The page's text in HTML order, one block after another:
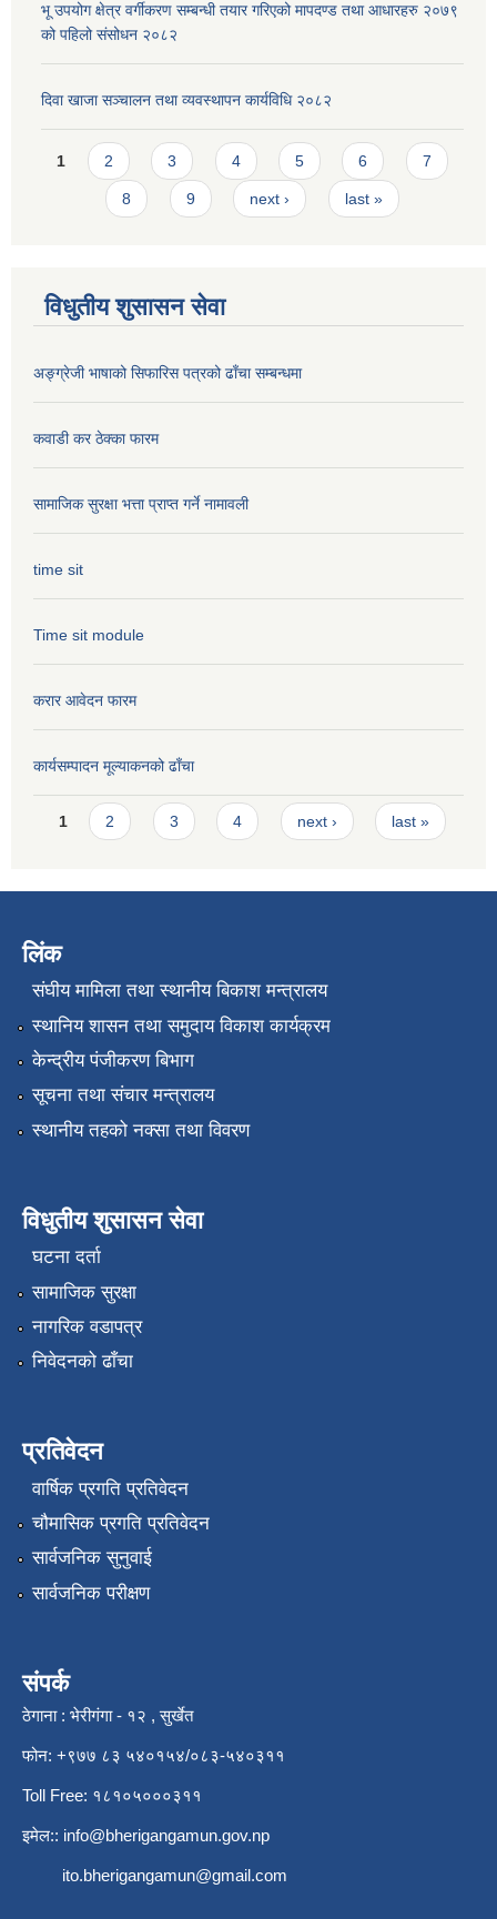
भू उपयोग क्षेत्र वर्गीकरण सम्बन्धी तयार गरिएको मापदण्ड तथा आधारहरु २०७९
को पहिलो संसोधन २०८२
दिवा खाजा सञ्चालन तथा व्यवस्थापन कार्यविधि २०८२
Pages
1 2 3 4 5 6 7
8 9 next › last »
विधुतीय शुसासन सेवा
अङ्ग्रेजी भाषाको सिफारिस पत्रको ढाँचा सम्बन्धमा
कवाडी कर ठेक्का फारम
सामाजिक सुरक्षा भत्ता प्राप्त गर्ने नामावली
time sit
Time sit module
करार आवेदन फारम
कार्यसम्पादन मूल्या‌कनको ढाँचा
Pages
1 2 3 4 next › last »
लिंक
संघीय मामिला तथा स्थानीय बिकाश मन्त्रालय
स्थानिय शासन तथा समुदाय विकाश कार्यक्रम
केन्द्रीय पंजीकरण बिभाग
सूचना तथा संचार मन्त्रालय
स्थानीय तहको नक्सा तथा विवरण
विधुतीय शुसासन सेवा
घटना दर्ता
सामाजिक सुरक्षा
नागरिक वडापत्र
निवेदनको ढाँचा
प्रतिवेदन
वार्षिक प्रगति प्रतिवेदन
चौमासिक प्रगति प्रतिवेदन
सार्वजनिक सुनुवाई
सार्वजनिक परीक्षण
संपर्क
ठेगाना : भेरीगंगा - १२ , सुर्खेत
फोन: +९७७ ८३ ५४०१५४/०८३-५४०३११
Toll Free: १८१०५०००३११
इमेल:: info@bherigangamun.gov.np
ito.bherigangamun@gmail.com